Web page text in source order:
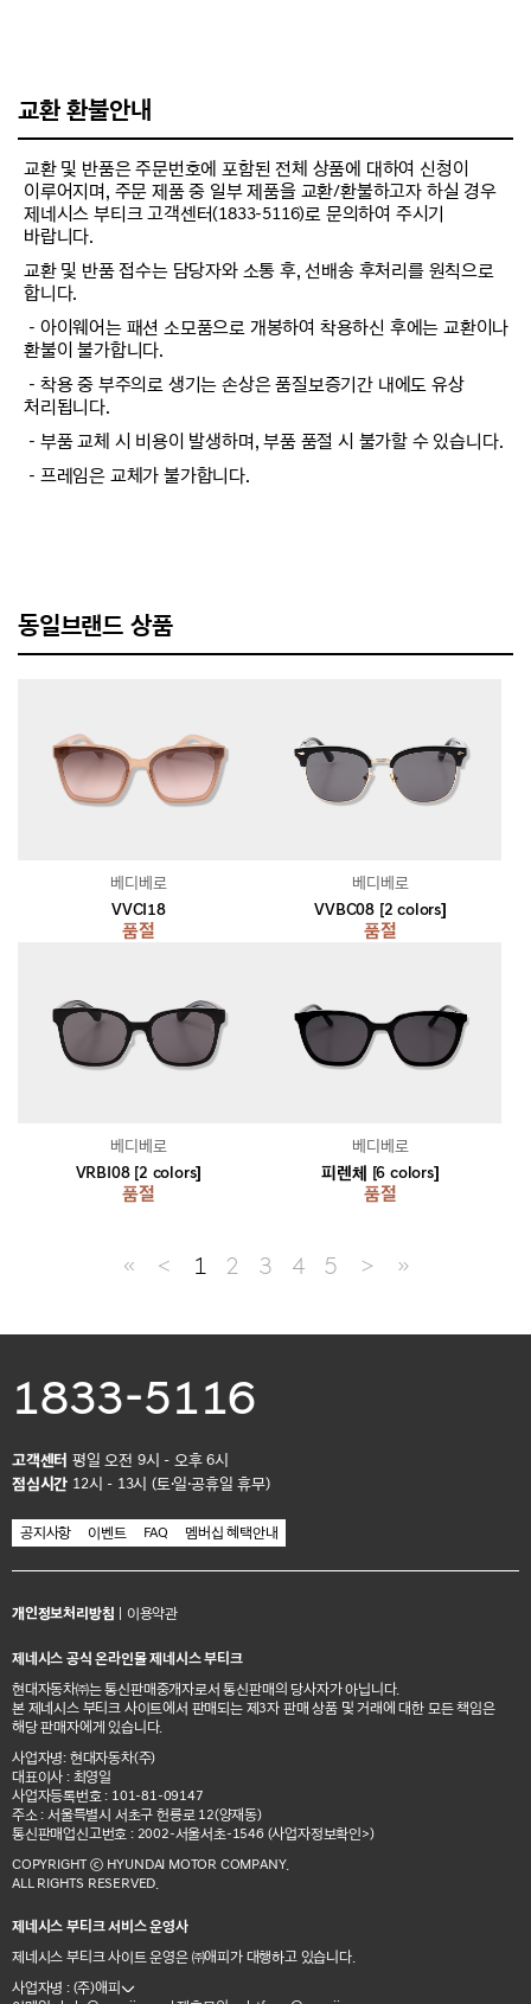
교환 환불안내
교환 및 반품은 주문번호에 포함된 전체 상품에 대하여 신청이
이루어지며, 주문 제품 중 일부 제품을 교환/환불하고자 하실 경우
제네시스 부티크 고객센터(1833-5116)로 문의하여 주시기
바랍니다.
교환 및 반품 접수는 담당자와 소통 후, 선배송 후처리를 원칙으로
합니다.
－아이웨어는 패션 소모품으로 개봉하여 착용하신 후에는 교환이나
환불이 불가합니다.
－착용 중 부주의로 생기는 손상은 품질보증기간 내에도 유상
처리됩니다.
－부품 교체 시 비용이 발생하며, 부품 품절 시 불가할 수 있습니다.
－프레임은 교체가 불가합니다.
동일브랜드 상품
VVCI18
품절
베디베로
VVBC08 [2 colors]
품절
베디베로
VRBI08 [2 colors]
품절
베디베로
피렌체 [6 colors]
품절
베디베로
≪ ＜ 1 2 3 4 5 ＞ ≫
1833-5116
고객센터 평일 오전 9시 - 오후 6시
점심시간 12시 - 13시 (토·일·공휴일 휴무)
공지사항 이벤트 FAQ 멤버십 혜택안내
개인정보처리방침 이용약관
제네시스 공식 온라인몰 제네시스 부티크
현대자동차㈜는 통신판매중개자로서 통신판매의 당사자가 아닙니다.
본 제네시스 부티크 사이트에서 판매되는 제3자 판매 상품 및 거래에 대한 모든 책임은
해당 판매자에게 있습니다.
사업자명: 현대자동차(주)
대표이사 : 최영일
사업자등록번호 : 101-81-09147
주소 : 서울특별시 서초구 헌릉로 12(양재동)
통신판매업신고번호 : 2002-서울서초-1546 (사업자정보확인>)
COPYRIGHT ⓒ HYUNDAI MOTOR COMPANY.
ALL RIGHTS RESERVED.
제네시스 부티크 서비스 운영사
제네시스 부티크 사이트 운영은 ㈜애피가 대행하고 있습니다.
사업자명 : (주)애피